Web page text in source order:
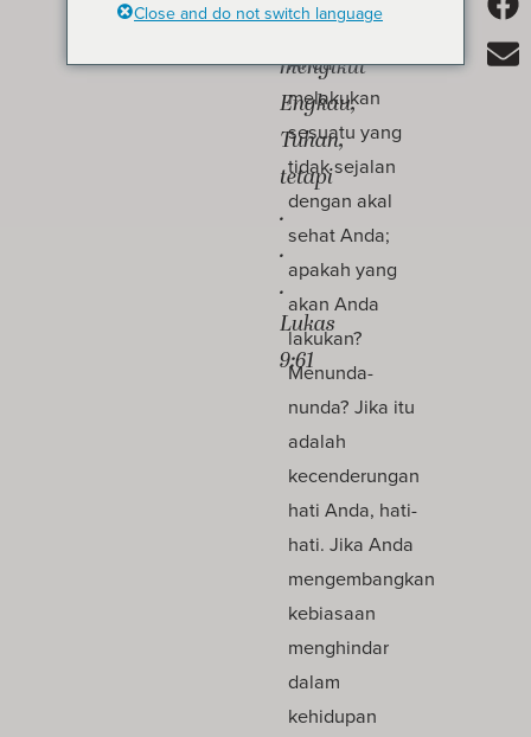
akan
mengikut
Engkau,
Tuhan,
tetapi
.
.
.
Lukas
9:61
menyuruh
Anda
melakukan
sesuatu yang
tidak sejalan
dengan akal
sehat Anda;
apakah yang
akan Anda
lakukan?
Menunda-
nunda? Jika itu
adalah
kecenderungan
hati Anda, hati-
hati. Jika Anda
mengembangkan
kebiasaan
menghindar
dalam
kehidupan
Close and do not switch language